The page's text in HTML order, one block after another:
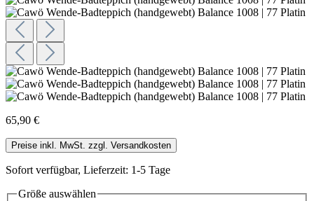
65,90 €
Preise inkl. MwSt. zzgl. Versandkosten
Sofort verfügbar, Lieferzeit: 1-5 Tage
Größe auswählen